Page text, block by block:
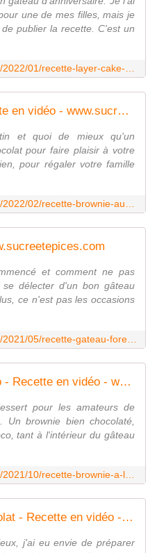
une de mes filles, mais je
publier la recette. C'est un
Brownie aux noix - Recette en vidéo - www.sucreetepices.com
et quoi de mieux qu'un
pour faire plaisir à votre
pour régaler votre famille
et comment ne pas
délecter d'un bon gâteau
ce n'est pas les occasions
Brownie à la noix de coco - Recette en vidéo - www.sucreetepices.com
pour les amateurs de
brownie bien chocolaté,
tant à l'intérieur du gâteau
Roulés briochés au chocolat - Recette en vidéo - www.sucreetepices.com
j'ai eu envie de préparer